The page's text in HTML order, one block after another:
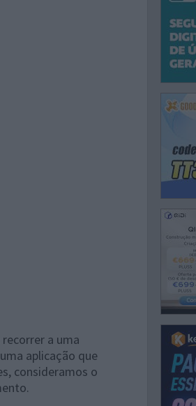
a uma
aplicação que
consideramos o